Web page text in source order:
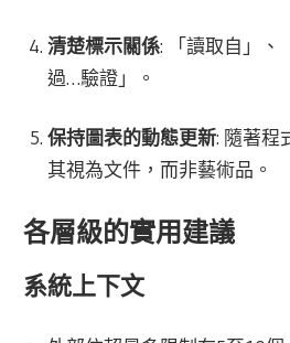
清楚標示關係: 「讀取自」、
過…驗證」。
保持圖表的動態更新: 隨著程
其視為文件，而非藝術品。
各層級的實用建議
系統上下文